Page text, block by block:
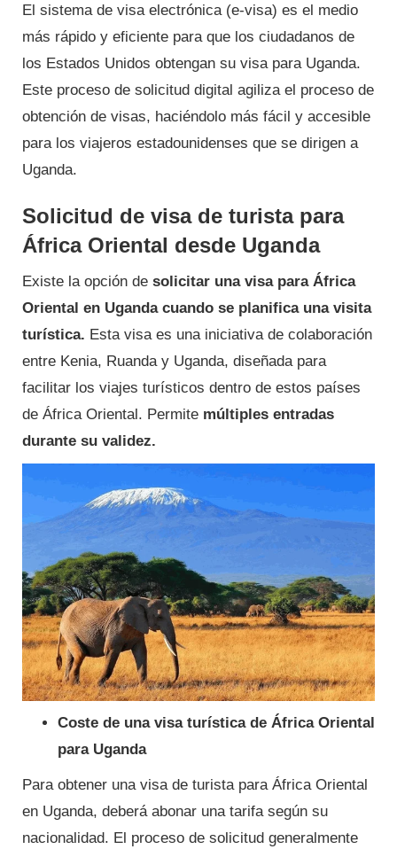
El sistema de visa electrónica (e-visa) es el medio
más rápido y eficiente para que los ciudadanos de
los Estados Unidos obtengan su visa para Uganda.
Este proceso de solicitud digital agiliza el proceso de
obtención de visas, haciéndolo más fácil y accesible
para los viajeros estadounidenses que se dirigen a
Uganda.
Solicitud de visa de turista para
África Oriental desde Uganda
Existe la opción de solicitar una visa para África
Oriental en Uganda cuando se planifica una visita
turística. Esta visa es una iniciativa de colaboración
entre Kenia, Ruanda y Uganda, diseñada para
facilitar los viajes turísticos dentro de estos países
de África Oriental. Permite múltiples entradas
durante su validez.
Coste de una visa turística de África Oriental
para Uganda
Para obtener una visa de turista para África Oriental
en Uganda, deberá abonar una tarifa según su
nacionalidad. El proceso de solicitud generalmente